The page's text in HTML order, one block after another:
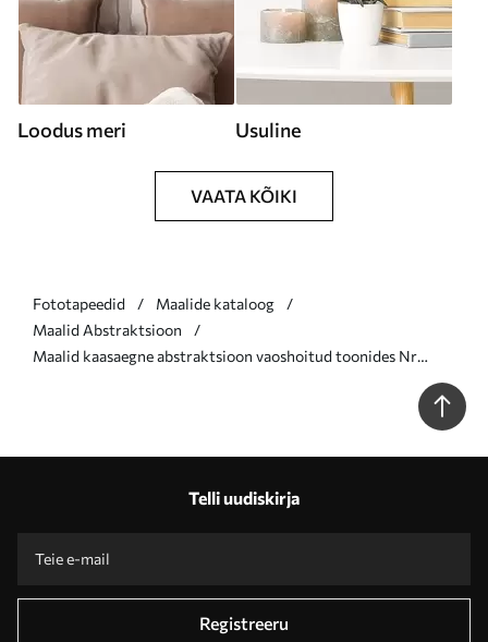
Loodus meri Usuline
VAATA KÕIKI
Fototapeedid
Maalide kataloog
Maalid Abstraktsioon
Maalid kaasaegne abstraktsioon vaoshoitud toonides Nr
Telli uudiskirja
Registreeru